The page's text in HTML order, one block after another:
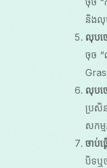
និងលុ
លុបច
ចុច
លុបច
ប្រសិ
សកម្
ចាប់
បិទឬ